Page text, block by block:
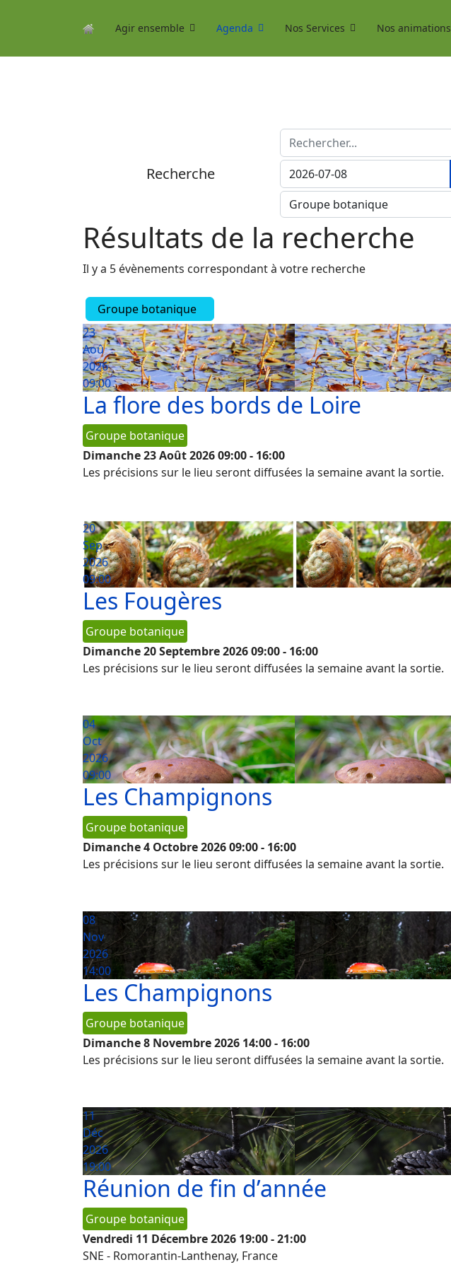
Agir ensemble Agenda Nos Services Nos animations
Recherche
Rechercher...
Résultats de la recherche
Il y a 5 évènements correspondant à votre recherche
Groupe botanique
23
Aoû
2026
09:00
La flore des bords de Loire
Groupe botanique
Dimanche 23 Août 202609:00- 16:00
Les précisions sur le lieu seront diffusées la semaine avant la sortie.
20
Sep
2026
09:00
Les Fougères
Groupe botanique
Dimanche 20 Septembre 202609:00- 16:00
Les précisions sur le lieu seront diffusées la semaine avant la sortie.
04
Oct
2026
09:00
Les Champignons
Groupe botanique
Dimanche 4 Octobre 202609:00- 16:00
Les précisions sur le lieu seront diffusées la semaine avant la sortie.
08
Nov
2026
14:00
Les Champignons
Groupe botanique
Dimanche 8 Novembre 2026 14:00- 16:00
Les précisions sur le lieu seront diffusées la semaine avant la sortie.
11
Déc
2026
19:00
Réunion de fin d’année
Groupe botanique
Vendredi 11 Décembre 2026 19:00-21:00
SNE - Romorantin-Lanthenay, France